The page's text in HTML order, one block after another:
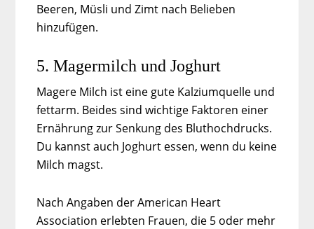
Beeren, Müsli und Zimt nach Belieben
hinzufügen.
5. Magermilch und Joghurt
Magere Milch ist eine gute Kalziumquelle und
fettarm. Beides sind wichtige Faktoren einer
Ernährung zur Senkung des Bluthochdrucks.
Du kannst auch Joghurt essen, wenn du keine
Milch magst.
Nach Angaben der American Heart
Association erlebten Frauen, die 5 oder mehr